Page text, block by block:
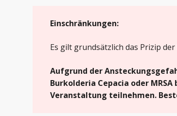
Einschränkungen:
Es gilt grundsätzlich das Prizip
Aufgrund der
Burkolderia Cepacia oder
Veranstaltung teilnehmen.